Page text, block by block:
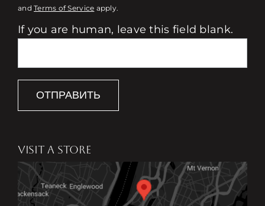
andTerms of Service apply.
If you are human, leave this field blank.
ОТПРАВИТЬ
VISIT A STORE